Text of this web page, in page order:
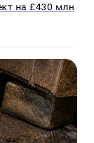
на £430 млн